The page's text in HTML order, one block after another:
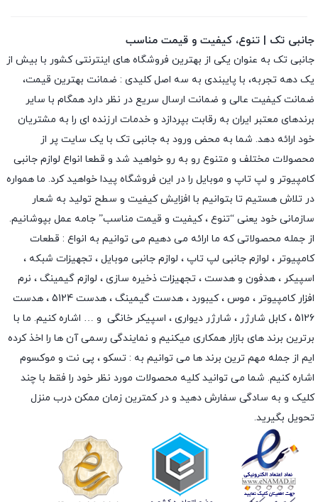
جانبی تک | تنوع، کیفیت و قیمت مناسب
جانبی تک به عنوان یکی از بهترین فروشگاه های اینترنتی کشور با بیش از
یک دهه تجربه، با پایبندی به سه اصل کلیدی : ضمانت بهترین قیمت،
ضمانت کیفیت عالی و ضمانت ارسال سریع در نظر دارد همگام با سایر
برندهای معتبر ایران به رقابت بپردازد و خدمات ارزنده ای را به مشتریان
خود ارائه دهد. شما به محض ورود به جانبی تک با یک سایت پر از
محصولات مختلف و متنوع رو به رو خواهید شد و قطعا انواع لوازم جانبی
کامپیوتر و لپ تاپ و موبایل را در این فروشگاه پیدا خواهید کرد. ما همواره
در تلاش هستیم تا بتوانیم با افزایش کیفیت و سطح تولید به شعار
سازمانی خود یعنی “تنوع ، کیفیت و قیمت مناسب” جامه عمل بپوشانیم.
از جمله محصولاتی که ما ارائه می دهیم می توانیم به انواع : قطعات
کامپیوتر ، لوازم جانبی لپ تاپ ، لوازم جانبی موبایل ، تجهیزات شبکه ،
اسپیکر ، هدفون و هدست ، تجهیزات ذخیره سازی ، لوازم گیمینگ ، نرم
افزار کامپیوتر ، موس ،کیبورد ، هدست گیمینگ
، هدست 5124 ، هدست
5126 ،
کابل شارژر ، شارژر دیواری ، اسپیکر خانگی و … اشاره کنیم. ما با
برترین برند های بازار همکاری میکنیم و نمایندگی رسمی آن ها را اخذ کرده
ایم از جمله مهم ترین برند ها می توانیم به : تسکو ، پی نت و موکسوم
اشاره کنیم. شما می توانید کلیه محصولات مورد نظر خود را فقط با چند
کلیک و به سادگی سفارش دهید و در کمترین زمان ممکن درب منزل
تحویل بگیرید.